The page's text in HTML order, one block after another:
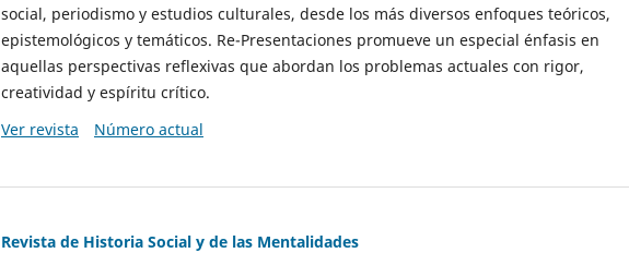
social, periodismo y estudios culturales, desde los más diversos enfoques teóricos,
epistemológicos y temáticos. Re-Presentaciones promueve un especial énfasis en
aquellas perspectivas reflexivas que abordan los problemas actuales con rigor,
creatividad y espíritu crítico.
Ver revista
Número actual
Revista de Historia Social y de las Mentalidades